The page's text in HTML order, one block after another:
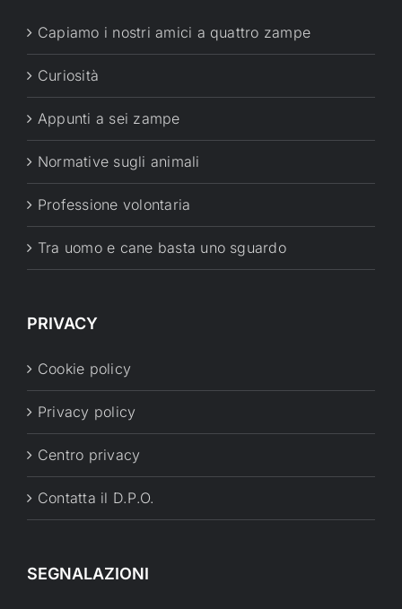
Capiamo i nostri amici a quattro zampe
Curiosità
Appunti a sei zampe
Normative sugli animali
Professione volontaria
Tra uomo e cane basta uno sguardo
PRIVACY
Cookie policy
Privacy policy
Centro privacy
Contatta il D.P.O.
SEGNALAZIONI